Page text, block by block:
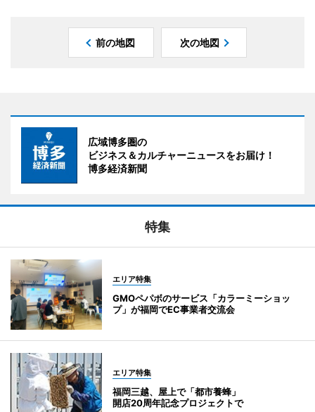
前の地図 次の地図
広域博多圏の
ビジネス＆カルチャーニュースをお届け！
博多経済新聞
特集
エリア特集
GMOペパボのサービス「カラーミーショッ
プ」が福岡でEC事業者交流会
エリア特集
福岡三越、屋上で「都市養蜂」
開店20周年記念プロジェクトで